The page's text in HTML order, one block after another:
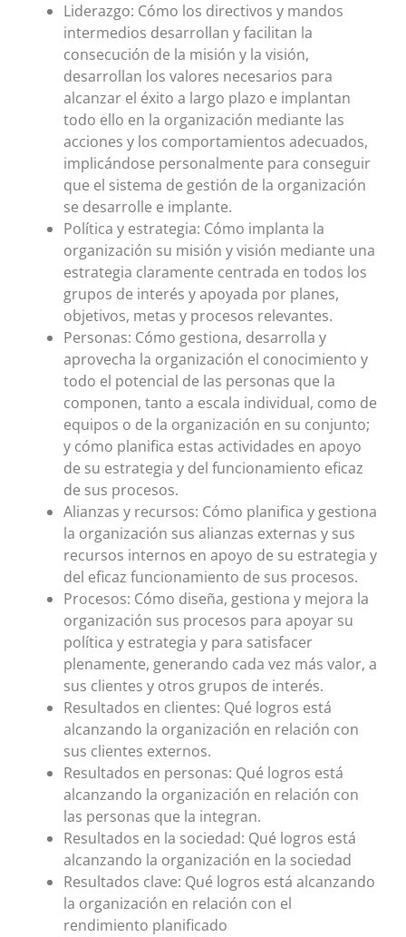
Liderazgo: Cómo los directivos y mandos
intermedios desarrollan y facilitan la
consecución de la misión y la visión,
desarrollan los valores necesarios para
alcanzar el éxito a largo plazo e implantan
todo ello en la organización mediante las
acciones y los comportamientos adecuados,
implicándose personalmente para conseguir
que el sistema de gestión de la organización
se desarrolle e implante.
Política y estrategia: Cómo implanta la
organización su misión y visión mediante una
estrategia claramente centrada en todos los
grupos de interés y apoyada por planes,
objetivos, metas y procesos relevantes.
Personas: Cómo gestiona, desarrolla y
aprovecha la organización el conocimiento y
todo el potencial de las personas que la
componen, tanto a escala individual, como de
equipos o de la organización en su conjunto;
y cómo planifica estas actividades en apoyo
de su estrategia y del funcionamiento eficaz
de sus procesos.
Alianzas y recursos: Cómo planifica y gestiona
la organización sus alianzas externas y sus
recursos internos en apoyo de su estrategia y
del eficaz funcionamiento de sus procesos.
Procesos: Cómo diseña, gestiona y mejora la
organización sus procesos para apoyar su
política y estrategia y para satisfacer
plenamente, generando cada vez más valor, a
sus clientes y otros grupos de interés.
Resultados en clientes: Qué logros está
alcanzando la organización en relación con
sus clientes externos.
Resultados en personas: Qué logros está
alcanzando la organización en relación con
las personas que la integran.
Resultados en la sociedad: Qué logros está
alcanzando la organización en la sociedad
Resultados clave: Qué logros está alcanzando
la organización en relación con el
rendimiento planificado